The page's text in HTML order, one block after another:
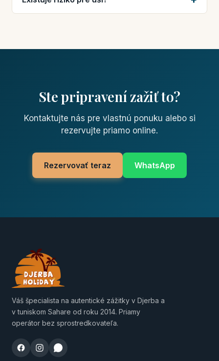
Ste pripravení zažiť to?
Kontaktujte nás pre vlastnú ponuku alebo si
rezervujte priamo online.
Rezervovať teraz WhatsApp
Váš špecialista na autentické zážitky v Djerba a
v tuniskom Sahare od roku 2014. Priamy
operátor bez sprostredkovateľa.